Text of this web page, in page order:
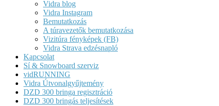
Vidra blog
Vidra Instagram
Bemutatkozás
A túravezetők bemutatkozása
Vizitúra fényképek (FB)
Vidra Strava edzésnapló
Kapcsolat
Sí & Snowboard szerviz
vidRUNNING
Vidra Útvonalgyűjtemény
DZD 300 bringa regisztráció
DZD 300 bringás teljesítések